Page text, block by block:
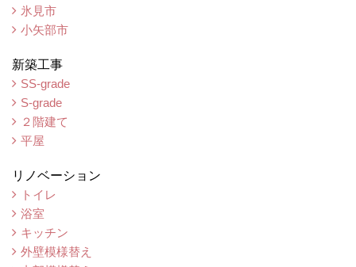
氷見市
小矢部市
新築工事
SS-grade
S-grade
２階建て
平屋
リノベーション
トイレ
浴室
キッチン
外壁模様替え